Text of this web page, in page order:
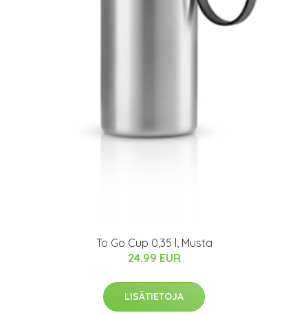
To Go Cup 0,35 l, Musta
24.99 EUR
LISÄTIETOJA